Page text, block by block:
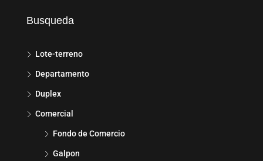
Busqueda
Lote-terreno
Departamento
Duplex
Comercial
Fondo de Comercio
Galpon